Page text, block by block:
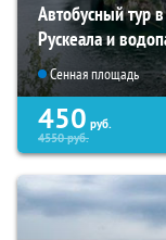
Автобусный тур
Рускеала и
Сенная площадь
450 руб.
4550руб.